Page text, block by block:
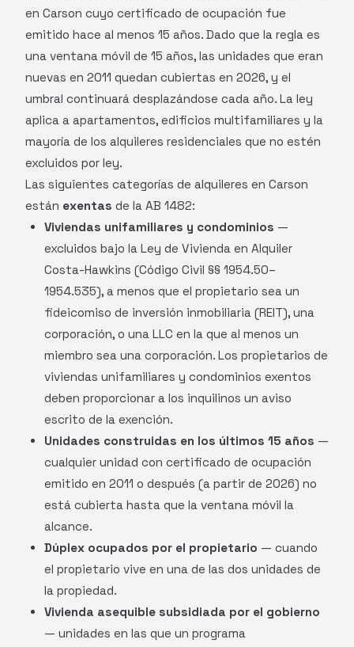
en Carson cuyo certificado de ocupación fue
emitido hace al menos 15 años. Dado que la regla es
una ventana móvil de 15 años, las unidades que eran
nuevas en 2011 quedan cubiertas en 2026, y el
umbral continuará desplazándose cada año. La ley
aplica a apartamentos, edificios multifamiliares y la
mayoría de los alquileres residenciales que no estén
excluidos por ley.
Las siguientes categorías de alquileres en Carson
están exentas de la AB 1482:
Viviendas unifamiliares y condominios —
excluidos bajo la Ley de Vivienda en Alquiler
Costa-Hawkins (Código Civil §§ 1954.50–
1954.535), a menos que el propietario sea un
fideicomiso de inversión inmobiliaria (REIT), una
corporación, o una LLC en la que al menos un
miembro sea una corporación. Los propietarios de
viviendas unifamiliares y condominios exentos
deben proporcionar a los inquilinos un aviso
escrito de la exención.
Unidades construidas en los últimos 15 años —
cualquier unidad con certificado de ocupación
emitido en 2011 o después (a partir de 2026) no
está cubierta hasta que la ventana móvil la
alcance.
Dúplex ocupados por el propietario — cuando
el propietario vive en una de las dos unidades de
la propiedad.
Vivienda asequible subsidiada por el gobierno
— unidades en las que un programa